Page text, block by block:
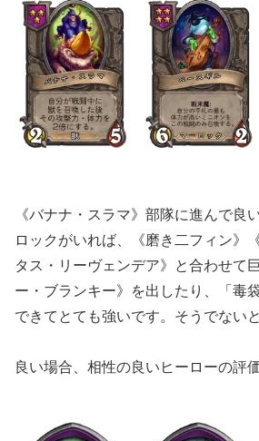
《バナナ・スラマ》部隊に進んで良
ロックがいれば、《磨き二フィン》
タス・リーヴェンデア》と合わせて
ー・ブランキー》を出したり、「毒
できてとても強いです。そうでない
良い場合、相性の良いヒーローの評